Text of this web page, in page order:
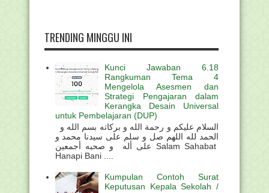
TRENDING MINGGU INI
Kunci Jawaban 6.18
Rangkuman Tema 4
Mengelola Asesmen dan
Strategi Pengajaran dalam
Kerangka Desain Universal
untuk Pembelajaran (DUP)
الحمد لله اللهم صل و سلم على سيدنا محمد و
على أله و صحبه أجمعين Salam Sahabat
Hanapi Bani ....
Kumpulan Contoh Surat
Keputusan Kepala Sekolah /